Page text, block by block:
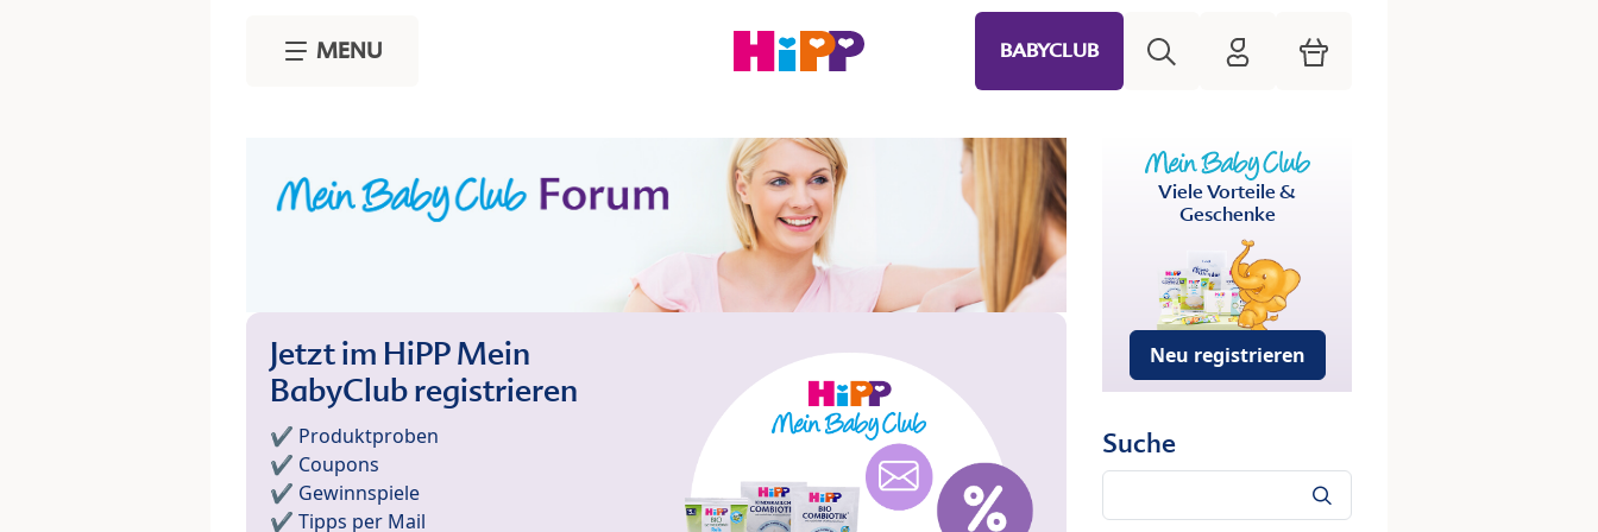
MENU BABYCLUB HiPP Mein Babyclub
Warenkorb
Jetzt im HiPP Mein
BabyClub registrieren
✔️ Produktproben
✔️ Coupons
✔️ Gewinnspiele
✔️ Tipps per Mail
Viele Vorteile &
Geschenke
Neu registrieren
Suche